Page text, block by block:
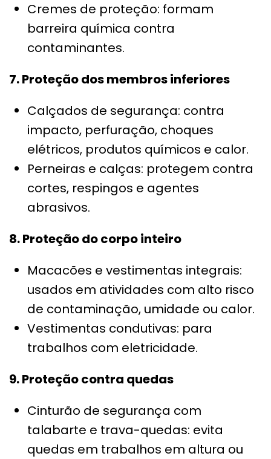
Cremes de proteção: formam
barreira química contra
contaminantes.
7. Proteção dos membros inferiores
Calçados de segurança: contra
impacto, perfuração, choques
elétricos, produtos químicos e calor.
Perneiras e calças: protegem contra
cortes, respingos e agentes
abrasivos.
8. Proteção do corpo inteiro
Macacões e vestimentas integrais:
usados em atividades com alto risco
de contaminação, umidade ou calor.
Vestimentas condutivas: para
trabalhos com eletricidade.
9. Proteção contra quedas
Cinturão de segurança com
talabarte e trava-quedas: evita
quedas em trabalhos em altura ou